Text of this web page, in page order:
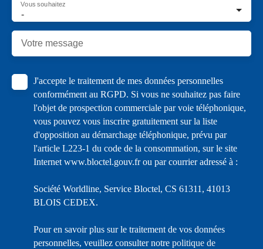
-
Vous souhaitez
Votre message
J'accepte le traitement de mes données personnelles
conformément au RGPD. Si vous ne souhaitez pas faire
l'objet de prospection commerciale par voie téléphonique,
vous pouvez vous inscrire gratuitement sur la liste
d'opposition au démarchage téléphonique, prévu par
l'article L223-1 du code de la consommation, sur le site
Internet www.bloctel.gouv.fr ou par courrier adressé à :
Société Worldline, Service Bloctel, CS 61311, 41013
BLOIS CEDEX.
Pour en savoir plus sur le traitement de vos données
personnelles, veuillez consulter notre politique de